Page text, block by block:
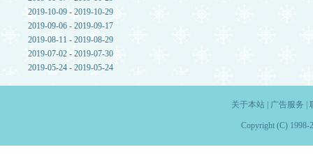
2019-10-09 - 2019-10-29
2019-09-06 - 2019-09-17
2019-08-11 - 2019-08-29
2019-07-02 - 2019-07-30
2019-05-24 - 2019-05-24
关于本站| 广告服务
Copyright (C) 1998-